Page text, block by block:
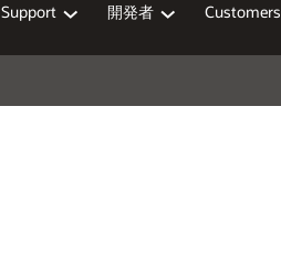
Support 開発者 Customers